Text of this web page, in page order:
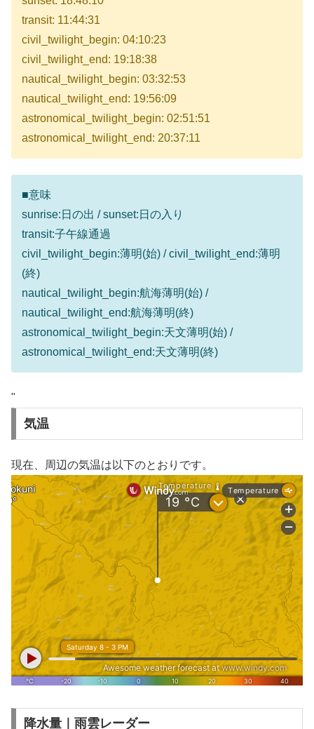
transit: 11:44:31
civil_twilight_begin: 04:10:23
civil_twilight_end: 19:18:38
nautical_twilight_begin: 03:32:53
nautical_twilight_end: 19:56:09
astronomical_twilight_begin: 02:51:51
astronomical_twilight_end: 20:37:11
■意味
sunrise:日の出 / sunset:日の入り
transit:子午線通過
civil_twilight_begin:薄明(始) / civil_twilight_end:薄明
(終)
nautical_twilight_begin:航海薄明(始) /
nautical_twilight_end:航海薄明(終)
astronomical_twilight_begin:天文薄明(始) /
astronomical_twilight_end:天文薄明(終)
"
気温
現在、周辺の気温は以下のとおりです。
降水量｜雨雲レーダー